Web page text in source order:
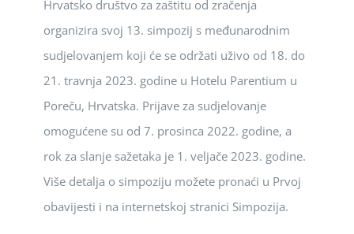
Hrvatsko društvo za zaštitu od zračenja
organizira svoj 13. simpozij s međunarodnim
sudjelovanjem koji će se održati uživo od 18. do
21. travnja 2023. godine u Hotelu Parentium u
Poreču, Hrvatska. Prijave za sudjelovanje
omogućene su od 7. prosinca 2022. godine, a
rok za slanje sažetaka je 1. veljače 2023. godine.
Više detalja o simpoziju možete pronaći u Prvoj
obavijesti i na internetskoj stranici Simpozija.